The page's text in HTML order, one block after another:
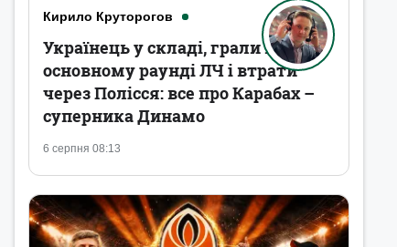
Кирило Круторогов
6 серпня 08:13
Українець у складі, грали в
основному раунді ЛЧ і втрати
через Полісся: все про Карабах –
суперника Динамо